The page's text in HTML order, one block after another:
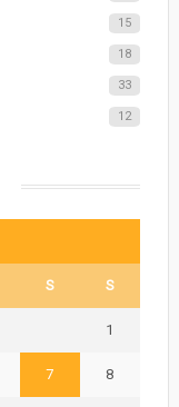
15
18
33
12
S S
1
7 8